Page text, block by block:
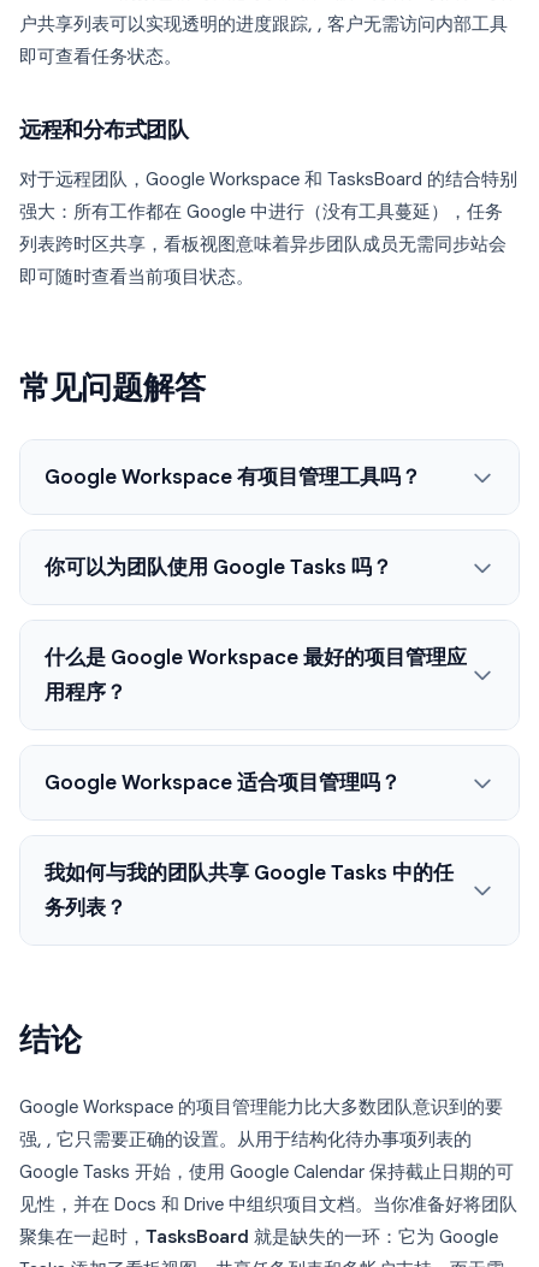
户共享列表可以实现透明的进度跟踪, , 客户无需访问内部工具
即可查看任务状态。
远程和分布式团队
对于远程团队，Google Workspace 和 TasksBoard 的结合特别
强大：所有工作都在 Google 中进行（没有工具蔓延），任务
列表跨时区共享，看板视图意味着异步团队成员无需同步站会
即可随时查看当前项目状态。
常见问题解答
Google Workspace 有项目管理工具吗？
你可以为团队使用 Google Tasks 吗？
什么是 Google Workspace 最好的项目管理应
用程序？
Google Workspace 适合项目管理吗？
我如何与我的团队共享 Google Tasks 中的任
务列表？
结论
Google Workspace 的项目管理能力比大多数团队意识到的要
强, , 它只需要正确的设置。从用于结构化待办事项列表的
Google Tasks 开始，使用 Google Calendar 保持截止日期的可
见性，并在 Docs 和 Drive 中组织项目文档。当你准备好将团队
聚集在一起时， TasksBoard 就是缺失的一环：它为 Google